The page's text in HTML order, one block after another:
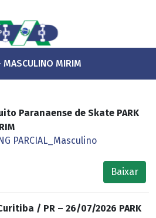
MASCULINO MIRIM
Paranaense de Skate PARK
PARCIAL_Masculino
Baixar
/ PR – 26/07/2026 PARK